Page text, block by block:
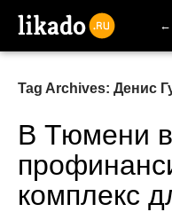
←
Tag Archives: Денис
В Тюмени
комплекс